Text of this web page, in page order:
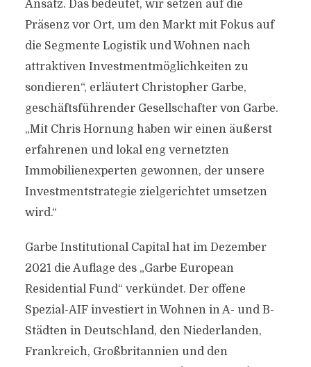
Ansatz. Das bedeutet, wir setzen auf die
Präsenz vor Ort, um den Markt mit Fokus auf
die Segmente Logistik und Wohnen nach
attraktiven Investmentmöglichkeiten zu
sondieren“, erläutert Christopher Garbe,
geschäftsführender Gesellschafter von Garbe.
„Mit Chris Hornung haben wir einen äußerst
erfahrenen und lokal eng vernetzten
Immobilienexperten gewonnen, der unsere
Investmentstrategie zielgerichtet umsetzen
wird.“
Garbe Institutional Capital hat im Dezember
2021 die Auflage des „Garbe European
Residential Fund“ verkündet. Der offene
Spezial-AIF investiert in Wohnen in A- und B-
Städten in Deutschland, den Niederlanden,
Frankreich, Großbritannien und den